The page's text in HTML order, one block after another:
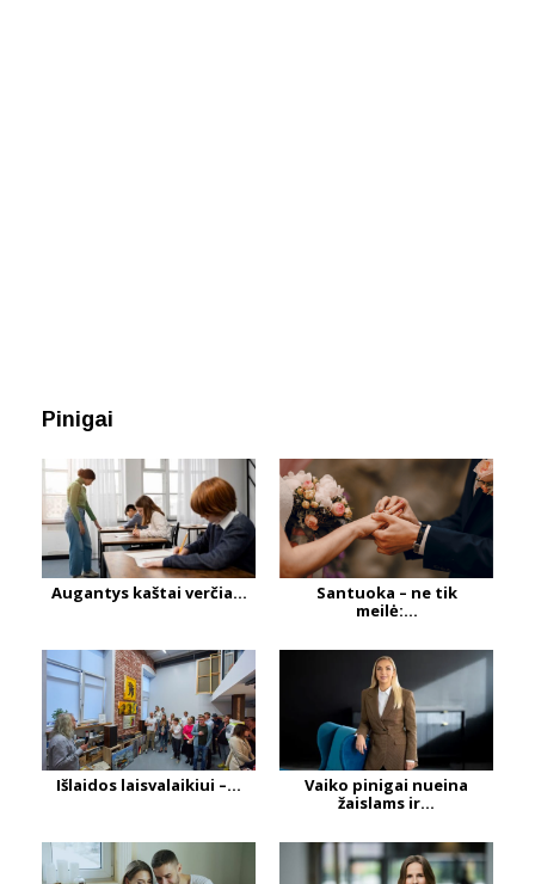
Pinigai
Augantys kaštai verčia...
Santuoka – ne tik
meilė:...
Išlaidos laisvalaikiui –...
Vaiko pinigai nueina
žaislams ir...